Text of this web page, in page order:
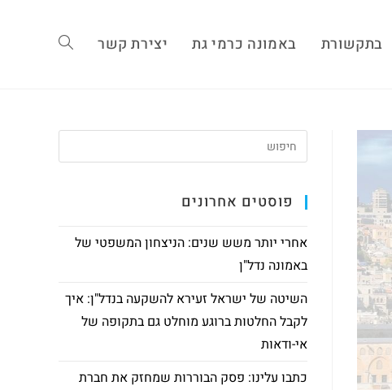
בתקשורת באמונה כרמי גת יצירת קשר
פוסטים אחרונים
אחרי יותר משש שנים: הניצחון המשפטי של
באמונה נדל"ן
השיטה של ישראל זעירא להשקעה בנדל"ן: איך
לקבל החלטות ברוגע מוחלט גם בתקופה של
אי-ודאות
כתבו עלינו: פסק הבוררות שמחזק את חברת